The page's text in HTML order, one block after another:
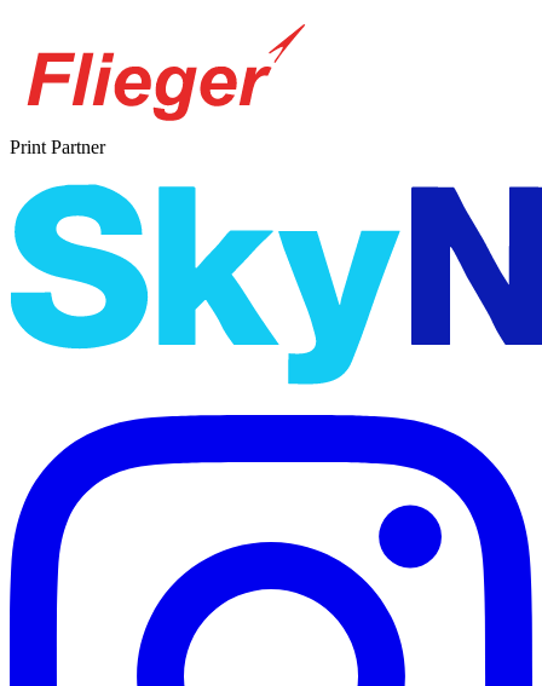
Print Partner